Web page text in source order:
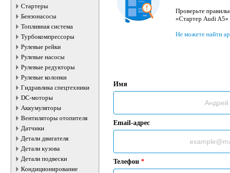
Стартеры
Бензонасосы
Топливная система
Турбокомпрессоры
Рулевые рейки
Рулевые насосы
Рулевые редукторы
Рулевые колонки
Гидравлика спецтехники
DC-моторы
Аккумуляторы
Вентиляторы отопителя
Датчики
Детали двигателя
Детали кузова
Детали подвески
Кондиционирование
Проверьте
«Стартер Audi
Не можете найти
Имя
Email-адрес
Телефон *